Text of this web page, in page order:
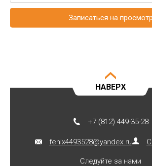
Записаться на просмотр
НАВЕРХ
+7 (812) 449-35-28
fenix4493528@yandex.ru
Следуйте за нами